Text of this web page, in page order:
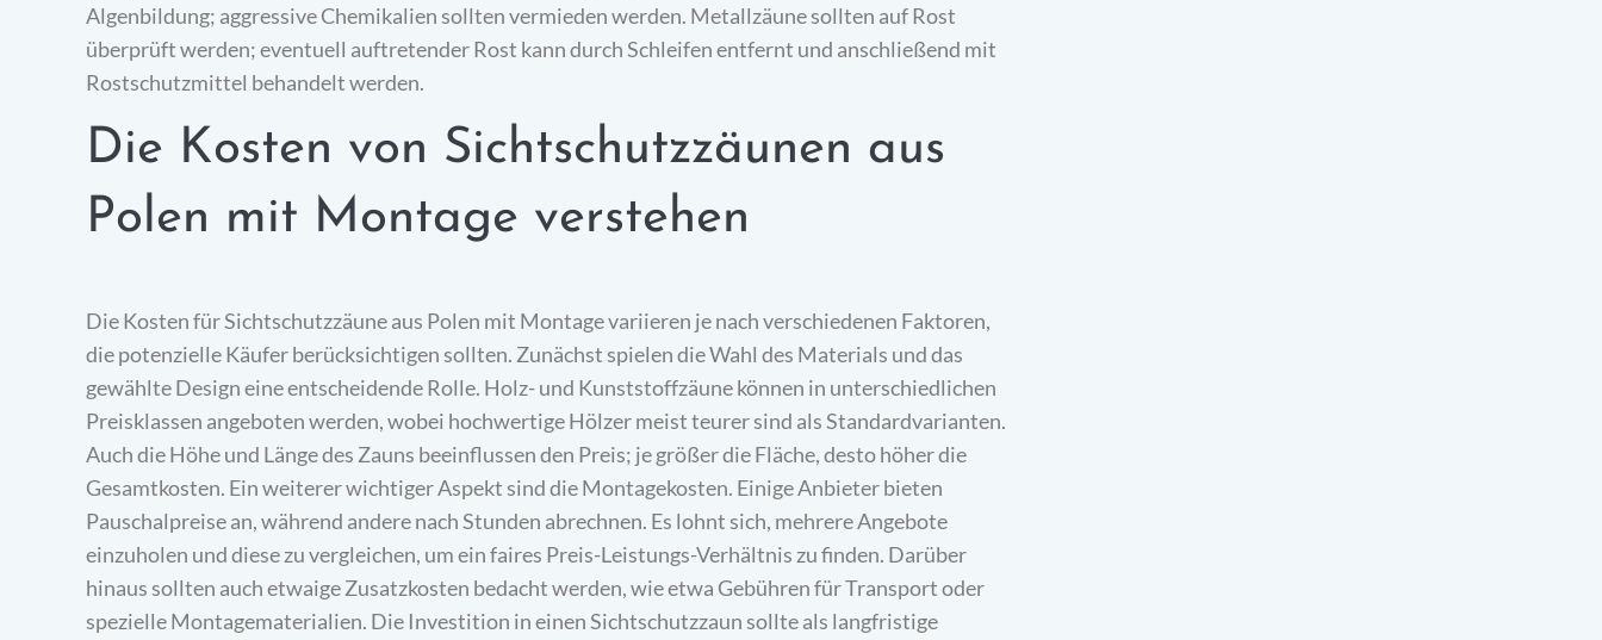
Algenbildung; aggressive Chemikalien sollten vermieden werden. Metallzäune sollten auf Rost
überprüft werden; eventuell auftretender Rost kann durch Schleifen entfernt und anschließend mit
Rostschutzmittel behandelt werden.
Die Kosten von Sichtschutzzäunen aus
Polen mit Montage verstehen
Die Kosten für Sichtschutzzäune aus Polen mit Montage variieren je nach verschiedenen Faktoren,
die potenzielle Käufer berücksichtigen sollten. Zunächst spielen die Wahl des Materials und das
gewählte Design eine entscheidende Rolle. Holz- und Kunststoffzäune können in unterschiedlichen
Preisklassen angeboten werden, wobei hochwertige Hölzer meist teurer sind als Standardvarianten.
Auch die Höhe und Länge des Zauns beeinflussen den Preis; je größer die Fläche, desto höher die
Gesamtkosten. Ein weiterer wichtiger Aspekt sind die Montagekosten. Einige Anbieter bieten
Pauschalpreise an, während andere nach Stunden abrechnen. Es lohnt sich, mehrere Angebote
einzuholen und diese zu vergleichen, um ein faires Preis-Leistungs-Verhältnis zu finden. Darüber
hinaus sollten auch etwaige Zusatzkosten bedacht werden, wie etwa Gebühren für Transport oder
spezielle Montagematerialien. Die Investition in einen Sichtschutzzaun sollte als langfristige